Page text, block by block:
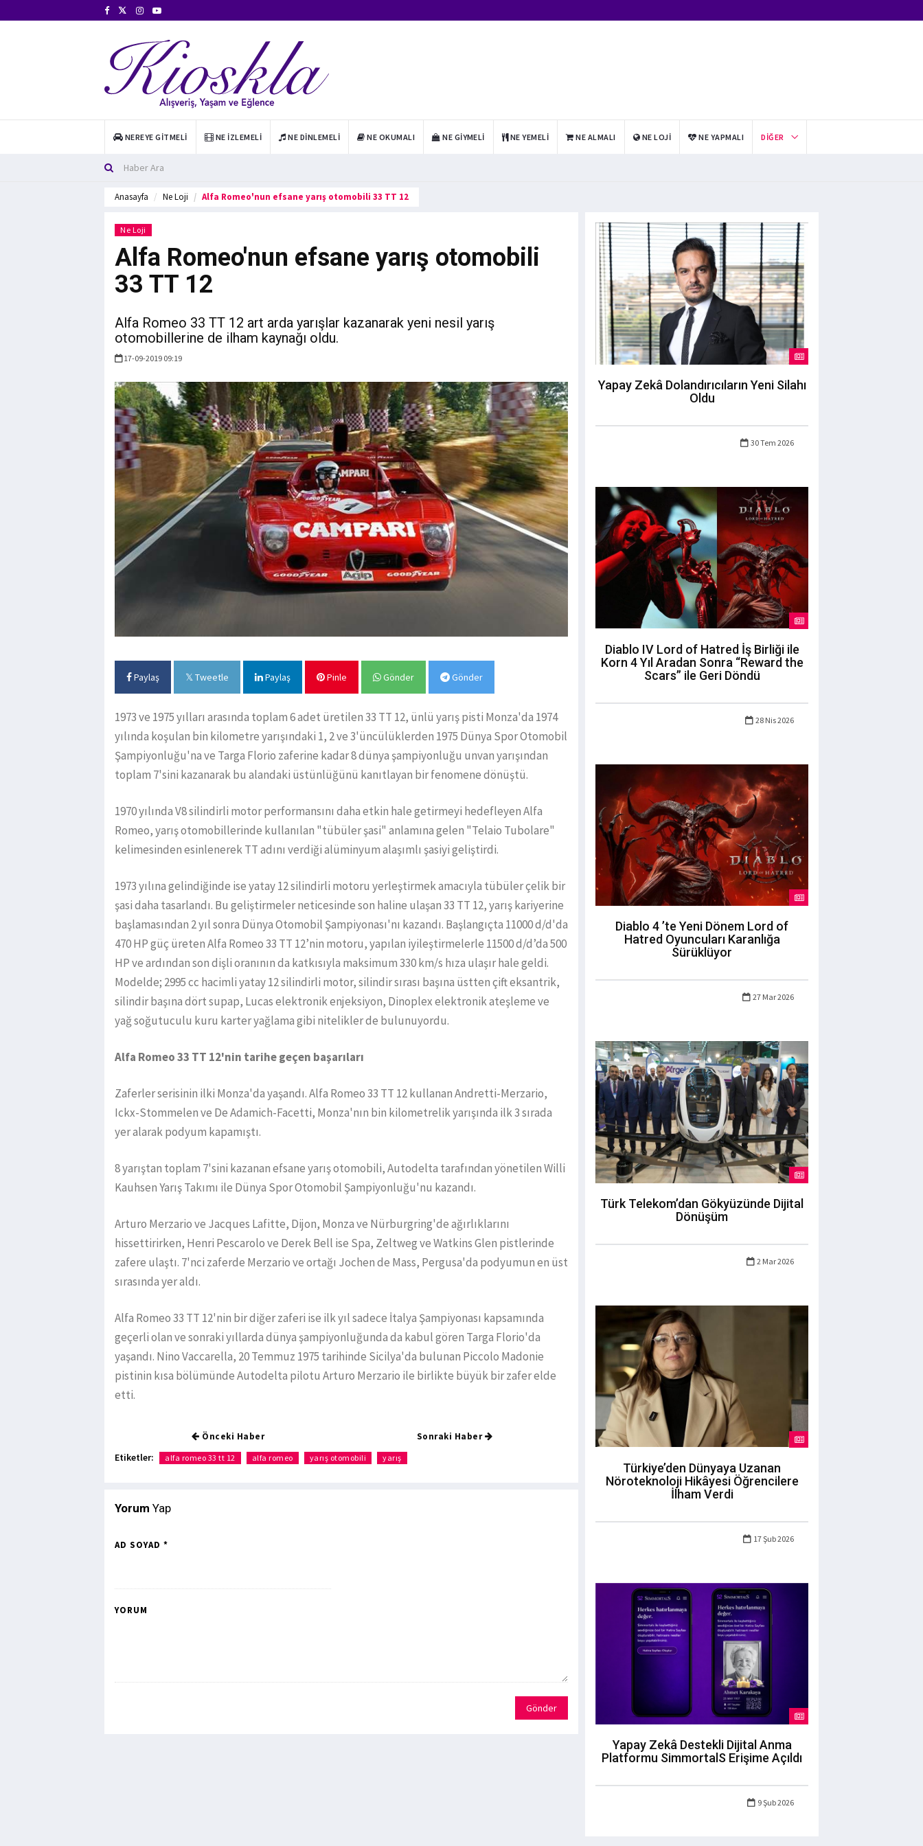
NEREYE GITMELI NE İZLEMELI NE DINLEMELI NE OKUMALI NE GIYMELI NE YEMELI NE ALMALI NE LOJI NE YAPMALI DIĞER
Anasayfa Ne Loji Alfa Romeo'nun efsane yarış otomobili 33 TT 12
Ne Loji
Alfa Romeo'nun efsane yarış otomobili
33 TT 12
Alfa Romeo 33 TT 12 art arda yarışlar kazanarak yeni nesil yarış
otomobillerine de ilham kaynağı oldu.
17-09-2019 09:19
Paylaş Tweetle Paylaş Pinle Gönder Gönder
1973 ve 1975 yılları arasında toplam 6 adet üretilen 33 TT 12, ünlü yarış pisti Monza'da 1974
yılında koşulan bin kilometre yarışındaki 1, 2 ve 3'üncülüklerden 1975 Dünya Spor Otomobil
Şampiyonluğu'na ve Targa Florio zaferine kadar 8 dünya şampiyonluğu unvan yarışından
toplam 7'sini kazanarak bu alandaki üstünlüğünü kanıtlayan bir fenomene dönüştü.
1970 yılında V8 silindirli motor performansını daha etkin hale getirmeyi hedefleyen Alfa
Romeo, yarış otomobillerinde kullanılan "tübüler şasi" anlamına gelen "Telaio Tubolare"
kelimesinden esinlenerek TT adını verdiği alüminyum alaşımlı şasiyi geliştirdi.
1973 yılına gelindiğinde ise yatay 12 silindirli motoru yerleştirmek amacıyla tübüler çelik bir
şasi daha tasarlandı. Bu geliştirmeler neticesinde son haline ulaşan 33 TT 12, yarış kariyerine
başlamasından 2 yıl sonra Dünya Otomobil Şampiyonası'nı kazandı. Başlangıçta 11000 d/d'da
470 HP güç üreten Alfa Romeo 33 TT 12’nin motoru, yapılan iyileştirmelerle 11500 d/d’da 500
HP ve ardından son dişli oranının da katkısıyla maksimum 330 km/s hıza ulaşır hale geldi.
Modelde; 2995 cc hacimli yatay 12 silindirli motor, silindir sırası başına üstten çift eksantrik,
silindir başına dört supap, Lucas elektronik enjeksiyon, Dinoplex elektronik ateşleme ve
yağ soğutuculu kuru karter yağlama gibi nitelikler de bulunuyordu.
Alfa Romeo 33 TT 12'nin tarihe geçen başarıları
Zaferler serisinin ilki Monza'da yaşandı. Alfa Romeo 33 TT 12 kullanan Andretti-Merzario,
Ickx-Stommelen ve De Adamich-Facetti, Monza'nın bin kilometrelik yarışında ilk 3 sırada
yer alarak podyum kapamıştı.
8 yarıştan toplam 7'sini kazanan efsane yarış otomobili, Autodelta tarafından yönetilen Willi
Kauhsen Yarış Takımı ile Dünya Spor Otomobil Şampiyonluğu'nu kazandı.
Arturo Merzario ve Jacques Lafitte, Dijon, Monza ve Nürburgring'de ağırlıklarını
hissettirirken, Henri Pescarolo ve Derek Bell ise Spa, Zeltweg ve Watkins Glen pistlerinde
zafere ulaştı. 7'nci zaferde Merzario ve ortağı Jochen de Mass, Pergusa'da podyumun en üst
sırasında yer aldı.
Alfa Romeo 33 TT 12'nin bir diğer zaferi ise ilk yıl sadece İtalya Şampiyonası kapsamında
geçerli olan ve sonraki yıllarda dünya şampiyonluğunda da kabul gören Targa Florio'da
yaşandı. Nino Vaccarella, 20 Temmuz 1975 tarihinde Sicilya'da bulunan Piccolo Madonie
pistinin kısa bölümünde Autodelta pilotu Arturo Merzario ile birlikte büyük bir zafer elde
etti.
Önceki Haber Sonraki Haber
Etiketler: alfa romeo 33 tt 12 alfa romeo yarış otomobili yarış
Yorum Yap
AD SOYAD *
YORUM
Gönder
Yapay Zekâ Dolandırıcıların Yeni Silahı
Oldu
30 Tem 2026
Diablo IV Lord of Hatred İş Birliği ile
Korn 4 Yıl Aradan Sonra “Reward the
Scars” ile Geri Döndü
28 Nis 2026
Diablo 4 ’te Yeni Dönem Lord of
Hatred Oyuncuları Karanlığa
Sürüklüyor
27 Mar 2026
Türk Telekom’dan Gökyüzünde Dijital
Dönüşüm
2 Mar 2026
Türkiye’den Dünyaya Uzanan
Nöroteknoloji Hikâyesi Öğrencilere
İlham Verdi
17 Şub 2026
Yapay Zekâ Destekli Dijital Anma
Platformu SimmortalS Erişime Açıldı
9 Şub 2026